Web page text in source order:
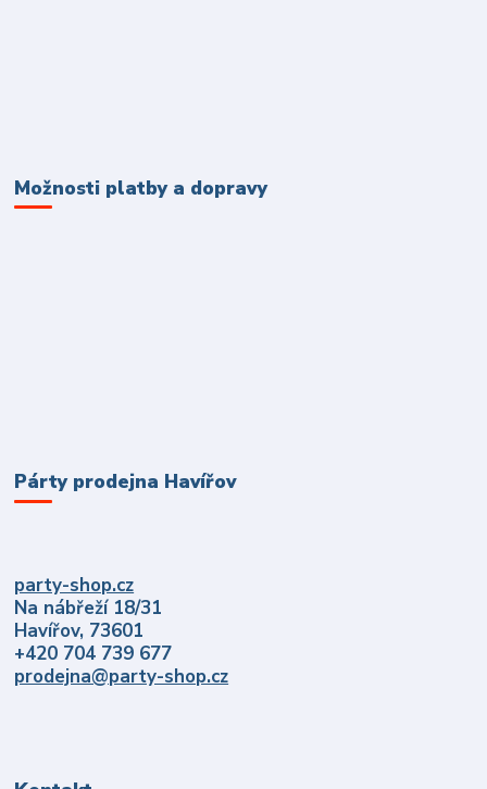
Možnosti platby a dopravy
Párty prodejna Havířov
party-shop.cz
Na nábřeží 18/31
Havířov, 73601
+420 704 739 677
prodejna@party-shop.cz